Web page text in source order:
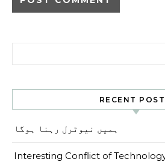
RECENT
ہمیں نیوٹرل رہنا ہوگا
Interesting Conflict of